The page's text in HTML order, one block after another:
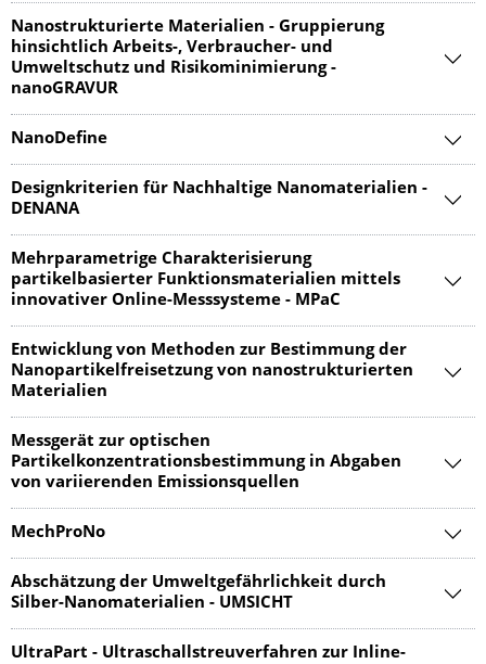
Nanostrukturierte Materialien - Gruppierung
hinsichtlich Arbeits-, Verbraucher- und
Umweltschutz und Risikominimierung -
nanoGRAVUR
NanoDefine
Designkriterien für Nachhaltige Nanomaterialien -
DENANA
Mehrparametrige Charakterisierung
partikelbasierter Funktionsmaterialien mittels
innovativer Online-Messsysteme - MPaC
Entwicklung von Methoden zur Bestimmung der
Nanopartikelfreisetzung von nanostrukturierten
Materialien
Messgerät zur optischen
Partikelkonzentrationsbestimmung in Abgaben
von variierenden Emissionsquellen
MechProNo
Abschätzung der Umweltgefährlichkeit durch
Silber-Nanomaterialien - UMSICHT
UltraPart - Ultraschallstreuverfahren zur Inline-